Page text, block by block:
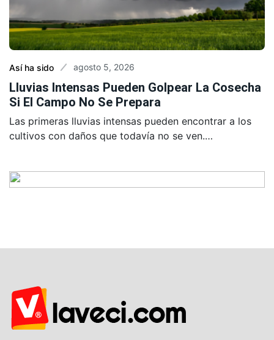
Así ha sido agosto 5, 2026
Lluvias Intensas Pueden Golpear La Cosecha
Si El Campo No Se Prepara
Las primeras lluvias intensas pueden encontrar a los
cultivos con daños que todavía no se ven.…